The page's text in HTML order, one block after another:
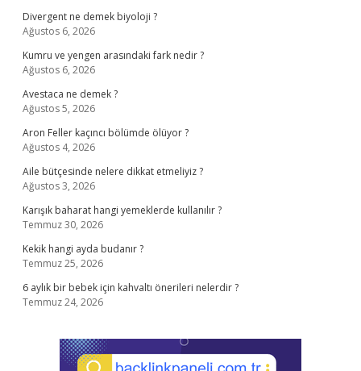
Divergent ne demek biyoloji ?
Ağustos 6, 2026
Kumru ve yengen arasındaki fark nedir ?
Ağustos 6, 2026
Avestaca ne demek ?
Ağustos 5, 2026
Aron Feller kaçıncı bölümde ölüyor ?
Ağustos 4, 2026
Aile bütçesinde nelere dikkat etmeliyiz ?
Ağustos 3, 2026
Karışık baharat hangi yemeklerde kullanılır ?
Temmuz 30, 2026
Kekik hangi ayda budanır ?
Temmuz 25, 2026
6 aylık bir bebek için kahvaltı önerileri nelerdir ?
Temmuz 24, 2026